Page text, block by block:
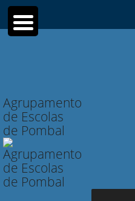
Agrupamento
de Escolas
de Pombal